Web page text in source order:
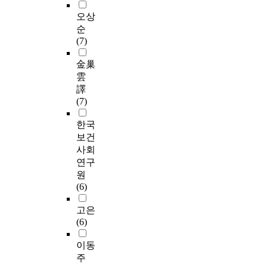
오상
순
(7)
金巢
雲
譯
(7)
한국
보건
사회
연구
원
(6)
고은
(6)
이동
주